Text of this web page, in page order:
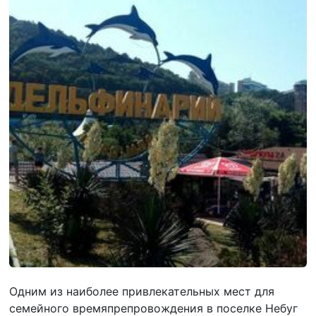
Одним из наиболее привлекательных мест для
семейного времяпрепровождения в поселке Небуг